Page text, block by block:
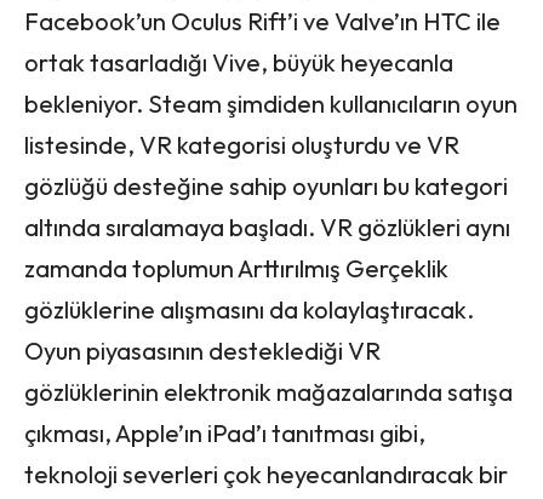
Facebook’un Oculus Rift’i ve Valve’ın HTC ile
ortak tasarladığı Vive, büyük heyecanla
bekleniyor. Steam şimdiden kullanıcıların oyun
listesinde, VR kategorisi oluşturdu ve VR
gözlüğü desteğine sahip oyunları bu kategori
altında sıralamaya başladı. VR gözlükleri aynı
zamanda toplumun Arttırılmış Gerçeklik
gözlüklerine alışmasını da kolaylaştıracak.
Oyun piyasasının desteklediği VR
gözlüklerinin elektronik mağazalarında satışa
çıkması, Apple’ın iPad’ı tanıtması gibi,
teknoloji severleri çok heyecanlandıracak bir